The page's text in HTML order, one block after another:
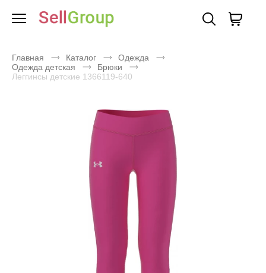
Главная Каталог
Одежда
Одежда детская
Брюки
Леггинсы детские 1366119-640